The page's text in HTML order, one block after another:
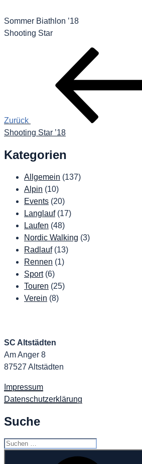
Sommer Biathlon ’18
Shooting Star
Beitragsnavigation
Zurück
Shooting Star ’18
Kategorien
Allgemein (137)
Alpin (10)
Events (20)
Langlauf(17)
Laufen (48)
Nordic Walking (3)
Radlauf(13)
Rennen (1)
Sport(6)
Touren (25)
Verein (8)
SC Altstädten
Am Anger 8
87527 Altstädten
Impressum
Datenschutzerklärung
Suche
Suchen